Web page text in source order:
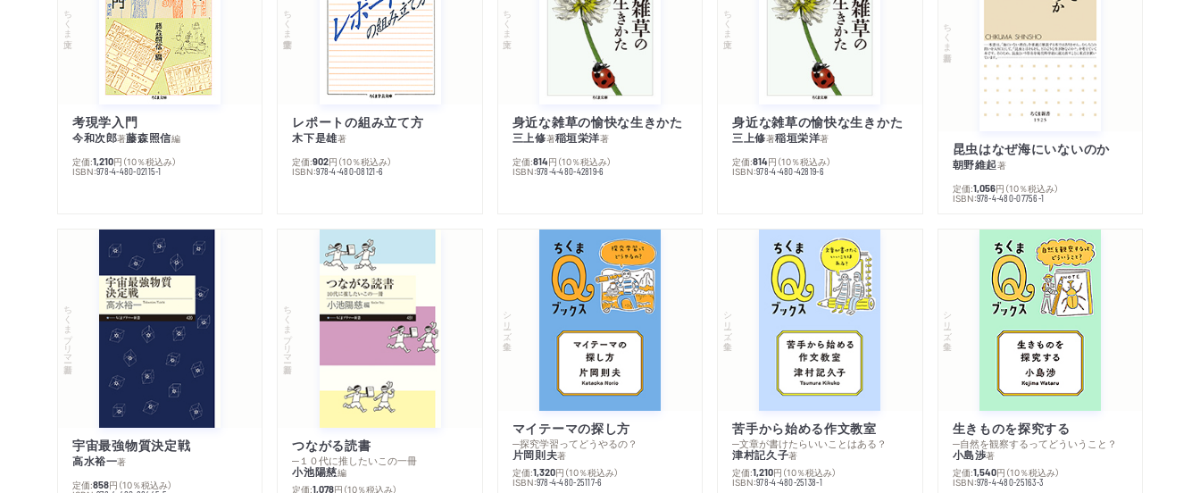
ちくま文庫
考現学入門
今和次郎著藤森照信編
定価:1,210円 （10％税込み）
ISBN:978-4-480-02115-1
ちくま学芸文庫
レポートの組み立て方
木下是雄著
定価:902円 （10％税込み）
ISBN:978-4-480-08121-6
ちくま文庫
身近な雑草の愉快な生きかた
三上修著稲垣栄洋著
定価:814円 （10％税込み）
ISBN:978-4-480-42819-6
ちくま文庫
身近な雑草の愉快な生きかた
三上修著稲垣栄洋著
定価:814円 （10％税込み）
ISBN:978-4-480-42819-6
ちくま新書
昆虫はなぜ海にいないのか
朝野維起著
定価:1,056円 （10％税込み）
ISBN:978-4-480-07756-1
ちくまプリマー新書
宇宙最強物質決定戦
高水裕一著
定価:858円 （10％税込み）
ちくまプリマー新書
つながる読書
─１０代に推したいこの一冊
小池陽慈編
定価:1,078円 （10％税込み）
シリーズ・全集
マイテーマの探し方
─探究学習ってどうやるの？
片岡則夫著
定価:1,320円 （10％税込み）
ISBN:978-4-480-25117-6
シリーズ・全集
苦手から始める作文教室
─文章が書けたらいいことはある？
津村記久子著
定価:1,210円 （10％税込み）
ISBN:978-4-480-25138-1
シリーズ・全集
生きものを探究する
─自然を観察するってどういうこと？
小島渉著
定価:1,540円 （10％税込み）
ISBN:978-4-480-25163-3